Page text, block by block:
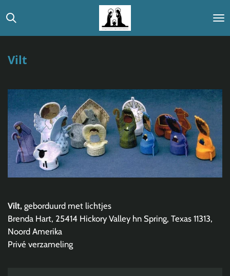
Ga
direct
naar
hoofdinhoud
Vilt
Vilt, geborduurd met lichtjes
Brenda Hart, 25414 Hickory Valley hn Spring, Texas 11313,
Noord Amerika
Privé verzameling